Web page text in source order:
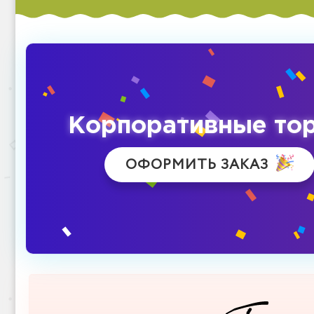
Корпоративные
ОФОРМИТЬ ЗАКАЗ